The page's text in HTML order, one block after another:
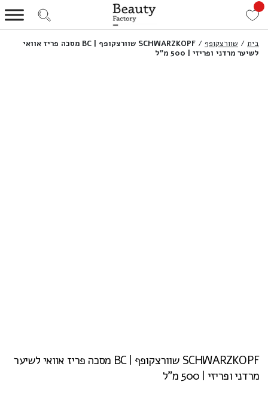
בית / שוורצקופף /
SCHWARZKOPF שוורצקופף | BC מסכה פריז אוואי
לשיער מרדני ופריזי | 500 מ”ל
SCHWARZKOPF שוורצקופף | BC מסכה פריז אוואי לשיער
מרדני ופריזי | 500 מ”ל